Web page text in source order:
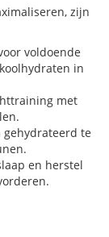
zijn
voldoende
in
met
gehydrateerd te
en herstel